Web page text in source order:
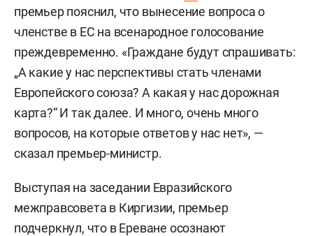
премьер пояснил, что вынесение вопроса о
членстве в ЕС на всенародное голосование
преждевременно. «Граждане будут спрашивать:
„А какие у нас перспективы стать членами
Европейского союза? А какая у нас дорожная
карта?“ И так далее. И много, очень много
вопросов, на которые ответов у нас нет», —
сказал премьер-министр.
Выступая на заседании Евразийского
межправсовета в Киргизии, премьер
подчеркнул, что в Ереване осознают